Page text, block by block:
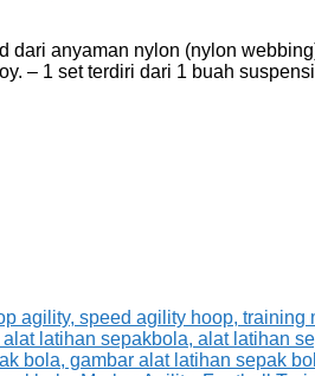
anyaman nylon (nylon
– 1 set terdiri dari 1 buah